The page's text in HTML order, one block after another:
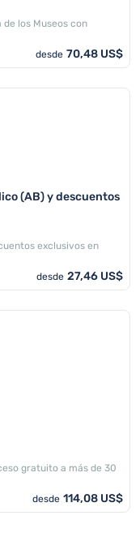
los Museos con
desde 70,48 US$
(AB) y descuentos
exclusivos en
desde 27,46 US$
gratuito a más de 30
desde 114,08 US$